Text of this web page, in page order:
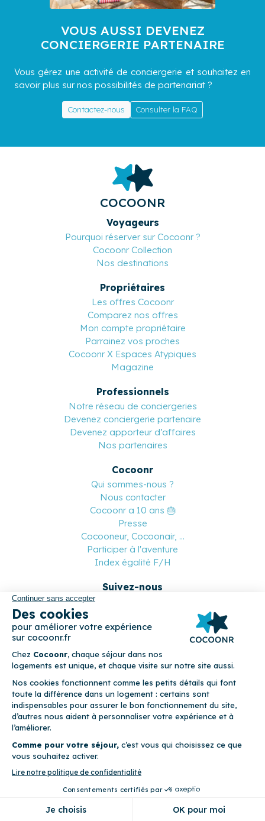
VOUS AUSSI DEVENEZ
CONCIERGERIE PARTENAIRE
Vous gérez une activité de conciergerie et souhaitez en
savoir plus sur nos possibilités de partenariat ?
Contactez-nous Consulter la FAQ
COCOONR
Voyageurs
Pourquoi réserver sur Cocoonr ?
Cocoonr Collection
Nos destinations
Propriétaires
Les offres Cocoonr
Comparez nos offres
Mon compte propriétaire
Parrainez vos proches
Cocoonr X Espaces Atypiques
Magazine
Professionnels
Notre réseau de conciergeries
Devenez conciergerie partenaire
Devenez apporteur d’affaires
Nos partenaires
Cocoonr
Qui sommes-nous ?
Nous contacter
Cocoonr a 10 ans 🎂
Presse
Cocooneur, Cocoonair, ...
Participer à l'aventure
Index égalité F/H
Suivez-nous
location–CGU – Politique de confidentialité–Politique de
Cocoonr est conçu et développé à Rennes 🇫🇷